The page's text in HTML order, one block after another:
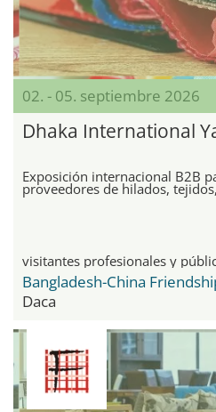
02. - 05. septiembre 2026
Dhaka International
Exposición internacional B2B
proveedores de hilados,
visitantes profesionales y
Daca